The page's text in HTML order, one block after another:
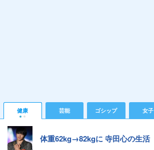
健康 芸能 ゴシップ 女子
体重62kg→82kgに 寺田心の生活